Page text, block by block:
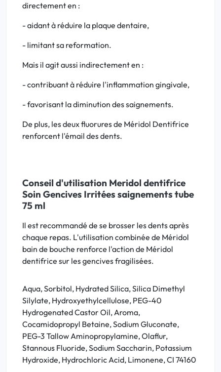
directement en :
- aidant à réduire la plaque dentaire,
- limitant sa reformation.
Mais il agit aussi indirectement en :
- contribuant à réduire l'inflammation gingivale,
- favorisant la diminution des saignements.
De plus, les deux fluorures de Méridol Dentifrice
renforcent l'émail des dents.
Conseil d'utilisation Meridol dentifrice
Soin Gencives Irritées saignements tube
75 ml
Il est recommandé de se brosser les dents après
chaque repas. L'utilisation combinée de Méridol
bain de bouche renforce l'action de Méridol
dentifrice sur les gencives fragilisées.
Aqua, Sorbitol, Hydrated Silica, Silica Dimethyl
Silylate, Hydroxyethylcellulose, PEG-40
Hydrogenated Castor Oil, Aroma,
Cocamidopropyl Betaine, Sodium Gluconate,
PEG-3 Tallow Aminopropylamine, Olaflur,
Stannous Fluoride, Sodium Saccharin, Potassium
Hydroxide, Hydrochloric Acid, Limonene, CI 74160